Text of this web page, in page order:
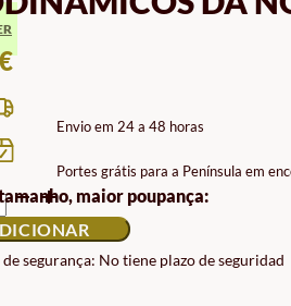
Envio em 24 a 48 horas
Portes grátis para a Península em
maior poupança:
segurança: No tiene plazo de seguridad